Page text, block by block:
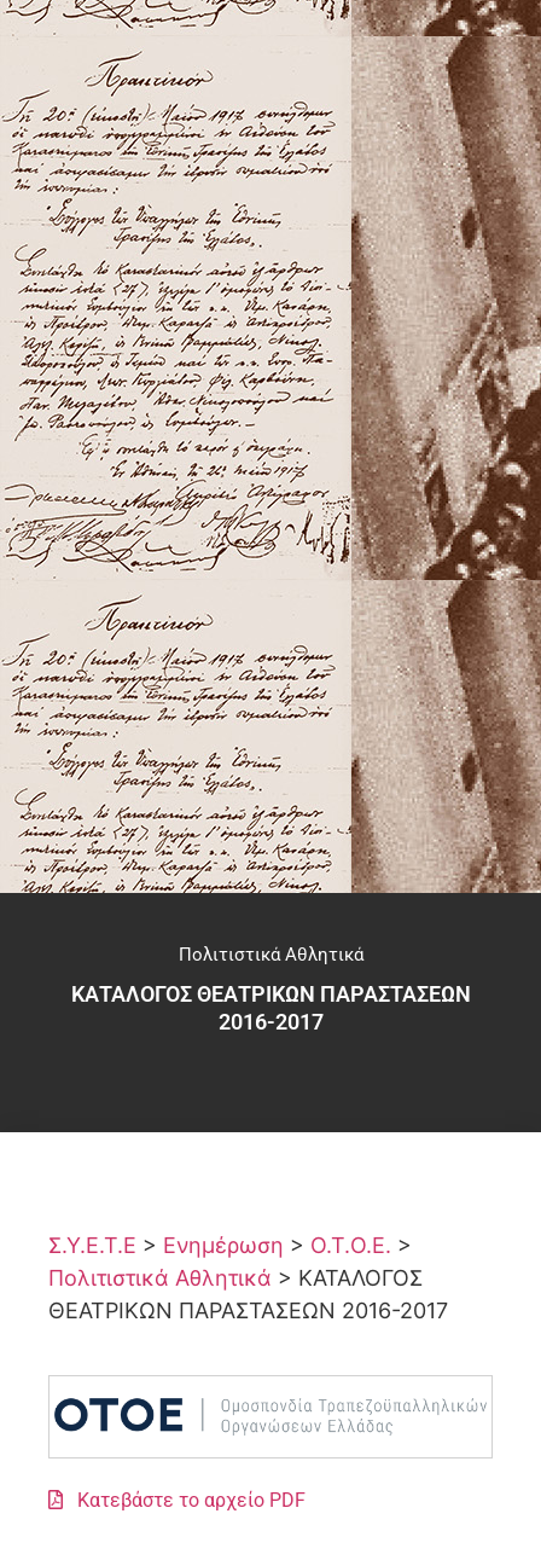
Πολιτιστικά Αθλητικά
ΚΑΤΑΛΟΓΟΣ ΘΕΑΤΡΙΚΩΝ ΠΑΡΑΣΤΑΣΕΩΝ
2016-2017
Σ.Υ.Ε.Τ.Ε > Ενημέρωση > Ο.Τ.Ο.Ε. >
Πολιτιστικά Αθλητικά > ΚΑΤΑΛΟΓΟΣ
ΘΕΑΤΡΙΚΩΝ ΠΑΡΑΣΤΑΣΕΩΝ 2016-2017
Κατεβάστε το αρχείο PDF